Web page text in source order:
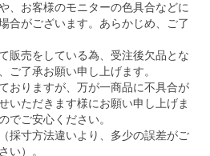
、お客様のモニターの色具合などに
合がございます。あらかじめ、ご了
販売をしている為、受注後欠品とな
ご了承お願い申し上げます。
おりますが、万が一商品に不具合が
いただきます様にお願い申し上げま
でご安心ください。
採寸方法違いより、多少の誤差がご
い）。